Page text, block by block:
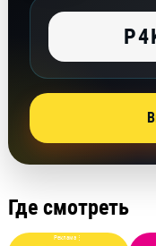
Где смотреть
Реклама ⋮